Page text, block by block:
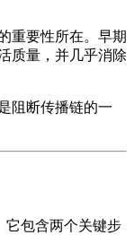
重要性所在。早期
质量，并几乎消除
阻断传播链的一
包含两个关键步